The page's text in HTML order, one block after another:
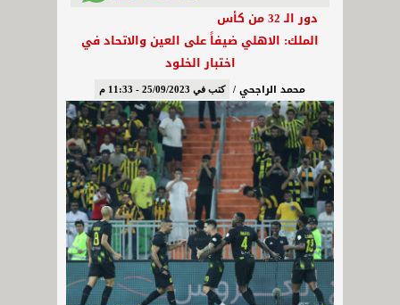
دور الـ 32 من كأس
الملك: الاهلي ضيفاً على العين والاتحاد في
اختبار الخلود
محمد الراجحي / كتب في 25/09/2023 - 11:33 م